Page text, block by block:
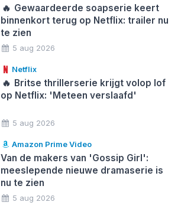
🔥 Gewaardeerde soapserie keert
binnenkort terug op Netflix: trailer nu
te zien
5 aug 2026
Netflix
🔥 Britse thrillerserie krijgt volop lof
op Netflix: 'Meteen verslaafd'
5 aug 2026
Amazon Prime Video
Van de makers van 'Gossip Girl':
meeslepende nieuwe dramaserie is
nu te zien
5 aug 2026